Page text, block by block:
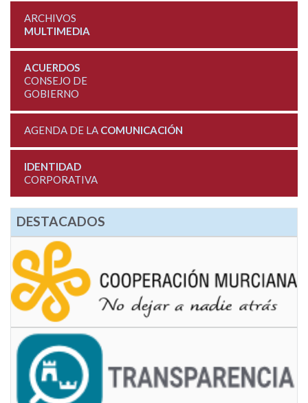
ARCHIVOS
MULTIMEDIA
ACUERDOS
CONSEJO DE
GOBIERNO
AGENDA DE LA COMUNICACIÓN
IDENTIDAD
CORPORATIVA
DESTACADOS